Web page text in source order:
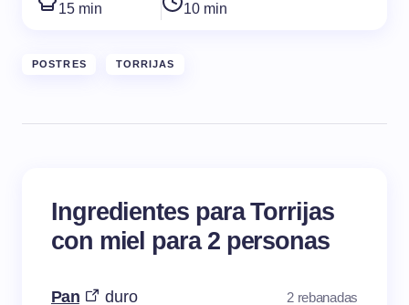
15 min 10 min
POSTRES TORRIJAS
Ingredientes para Torrijas
con miel para 2 personas
Pan duro 2 rebanadas